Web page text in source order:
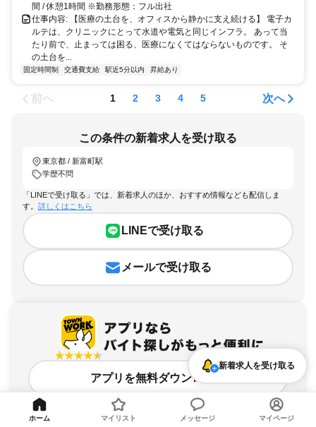
間 / 休憩1時間 ※勤務形態：フル出社
仕事内容: 【医療の土台を、オフィスから静かに支え続ける】 電子カ
ルテは、クリニックにとって水道や電気と同じインフラ。 あって当
たり前で、止まっては困る、医療になくてはならないものです。 そ
の土台を...
固定時間制 交通費支給 駅近5分以内 昇給あり
前へ 1 2 3 4 5 次へ
この条件の新着求人を受け取る
東京都 / 新富町駅
学歴不問
「LINEで受け取る」では、新着求人のほか、おすすめ情報なども配信しま
す。 詳しくはこちら
LINEで受け取る
メールで受け取る
アプリを無料ダウンロード
新着求人を受け取る
ホーム マイリスト メッセージ マイページ